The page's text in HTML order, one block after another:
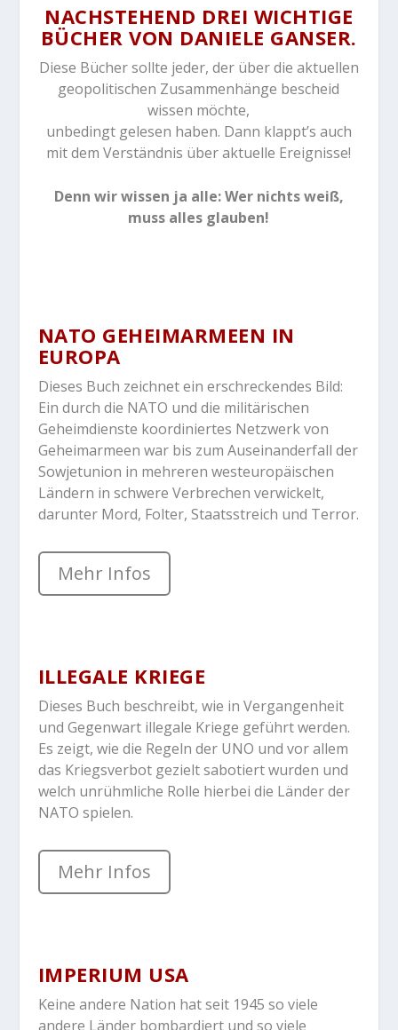
NACHSTEHEND DREI WICHTIGE
BÜCHER VON DANIELE GANSER.
Diese Bücher sollte jeder, der über die aktuellen
geopolitischen Zusammenhänge bescheid
wissen möchte,
unbedingt gelesen haben. Dann klappt’s auch
mit dem Verständnis über aktuelle Ereignisse!
Denn wir wissen ja alle: Wer nichts weiß,
muss alles glauben!
NATO GEHEIMARMEEN IN
EUROPA
Dieses Buch zeichnet ein erschreckendes Bild:
Ein durch die NATO und die militärischen
Geheimdienste koordiniertes Netzwerk von
Geheimarmeen war bis zum Auseinanderfall der
Sowjetunion in mehreren westeuropäischen
Ländern in schwere Verbrechen verwickelt,
darunter Mord, Folter, Staatsstreich und Terror.
Mehr Infos
ILLEGALE KRIEGE
Dieses Buch beschreibt, wie in Vergangenheit
und Gegenwart illegale Kriege geführt werden.
Es zeigt, wie die Regeln der UNO und vor allem
das Kriegsverbot gezielt sabotiert wurden und
welch unrühmliche Rolle hierbei die Länder der
NATO spielen.
Mehr Infos
IMPERIUM USA
Keine andere Nation hat seit 1945 so viele
andere Länder bombardiert und so viele